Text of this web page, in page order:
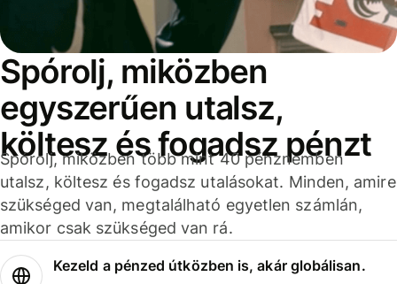
Spórolj, miközben
egyszerűen utalsz,
költesz és fogadsz pénzt
Spórolj, miközben több mint 40 pénznemben
utalsz, költesz és fogadsz utalásokat. Minden, amire
szükséged van, megtalálható egyetlen számlán,
amikor csak szükséged van rá.
Kezeld a pénzed útközben is, akár globálisan.